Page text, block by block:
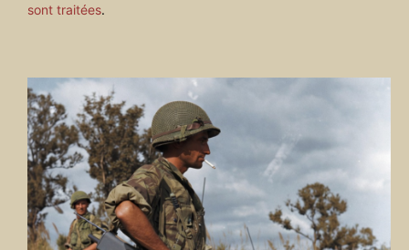
sont traitées.